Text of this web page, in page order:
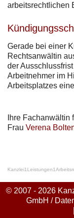
arbeitsrechtlichen
Gerade bei einer
Rechtsanwältin
der
Arbeitnehmer im
Arbeitsplatzes
Ihre Fachanwältin
Frau Verena
Kanzlei1 Leistungen1
© 2007 - 2026
GmbH /